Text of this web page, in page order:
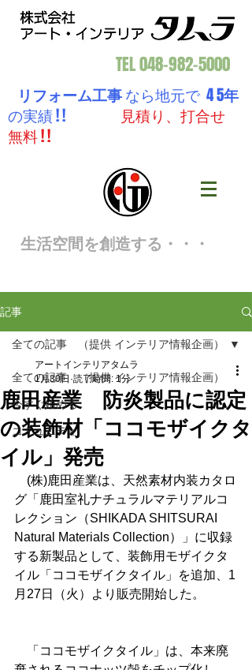
TEL048-982-5000
リフォーム工事なら地元で 4 5年
の実績 ! !
見積り、打合せ
無料 ! !
生活空間を創造する・・・
記事
全ての記事 （提供 インテリア情報企画）
今すぐ始める
コミュニティ
全ての記事 （提供 インテリア情報企画）
鹿田産業 防炎製品に認定
の装飾材「ココモザイクタ
イル」発売
アートインテリアタムラ
1月30日 読了時間: 1分
(株)鹿田産業は、天然素材内装カタロ
グ「鹿田室礼ナチュラルマテリアルコ
レクション（SHIKADA SHITSURAI
Natural Materials Collection）」に収録
する新製品として、装飾用モザイクタ
イル「ココモザイクタイル」を追加、1
月27日（火）より販売開始した。
「ココモザイクタイル」は、本来廃